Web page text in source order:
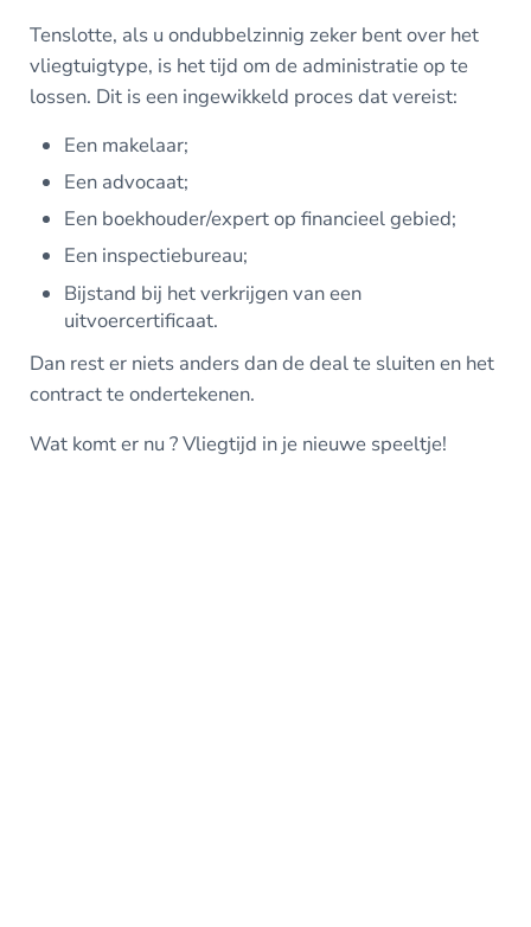
Tenslotte, als u ondubbelzinnig zeker bent over het
vliegtuigtype, is het tijd om de administratie op te
lossen. Dit is een ingewikkeld proces dat vereist:
Een makelaar;
Een advocaat;
Een boekhouder/expert op financieel gebied;
Een inspectiebureau;
Bijstand bij het verkrijgen van een
uitvoercertificaat.
Dan rest er niets anders dan de deal te sluiten en het
contract te ondertekenen.
Wat komt er nu ? Vliegtijd in je nieuwe speeltje!